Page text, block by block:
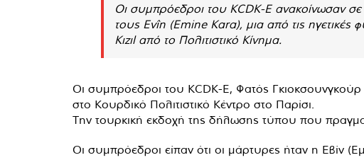
Οι συμπρόεδροι του KCDK-E ανακοίνωσαν
τους Evîn (Emine Kara), μια από τις
Kızıl από το Πολιτιστικό Κίνημα.
Οι συμπρόεδροι του KCDK-E, Φατός
στο Κουρδικό Πολιτιστικό Κέντρο στο Παρίσι.
Την τουρκική εκδοχή της δήλωσης τύπου που
Οι συμπρόεδροι είπαν ότι οι μάρτυρες ήταν η Εβίν